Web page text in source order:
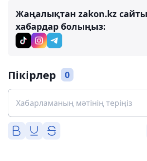
Жаңалықтан zakon.kz
хабардар болыңыз:
Пікірлер 0